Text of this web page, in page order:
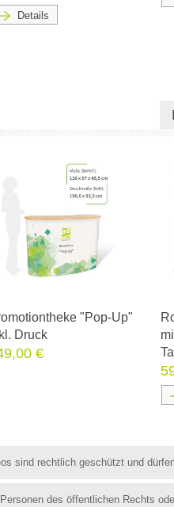
Details
"Pop-Up"
Druck
€
sind rechtlich geschützt und
des öffentlichen Rechts